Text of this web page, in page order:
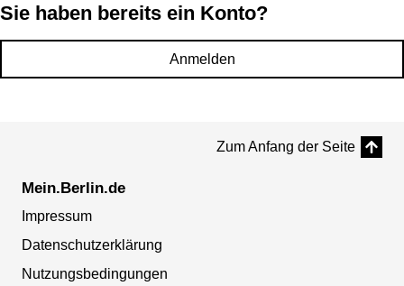
Sie haben bereits ein Konto?
Anmelden
Zum Anfang der Seite
Mein.Berlin.de
Impressum
Datenschutzerklärung
Nutzungsbedingungen